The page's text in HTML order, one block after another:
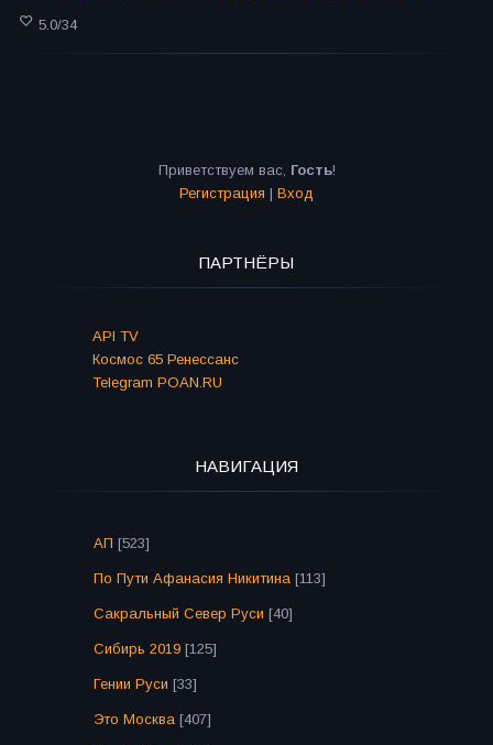
5.0/34
Приветствуем вас, Гость!
Регистрация | Вход
ПАРТНЁРЫ
API TV
Космос 65 Ренессанс
Telegram POAN.RU
НАВИГАЦИЯ
АП [523]
По Пути Афанасия Никитина [113]
Сакральный Север Руси [40]
Сибирь 2019 [125]
Гении Руси [33]
Это Москва [407]